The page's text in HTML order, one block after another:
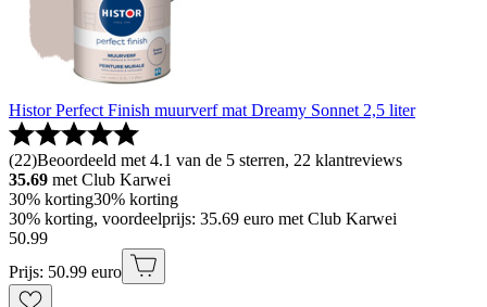
Histor Perfect Finish muurverf mat Dreamy Sonnet 2,5 liter
(22)Beoordeeld met 4.1 van de 5 sterren, 22 klantreviews
35.69 met Club Karwei
30% korting30% korting
30% korting, voordeelprijs: 35.69 euro met Club Karwei
50.99
Prijs: 50.99 euro